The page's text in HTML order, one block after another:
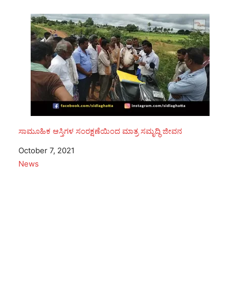
ಸಾಮೂಹಿಕ ಆಸ್ತಿಗಳ ಸಂರಕ್ಷಣೆಯಿಂದ ಮಾತ್ರ ಸಮೃದ್ಧಿ ಜೀವನ
Date
October 7, 2021
In relation to
News